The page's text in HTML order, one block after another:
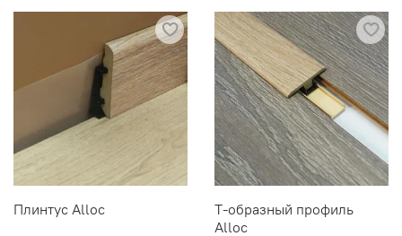
Плинтус Alloc
Т-образный профиль
Alloc